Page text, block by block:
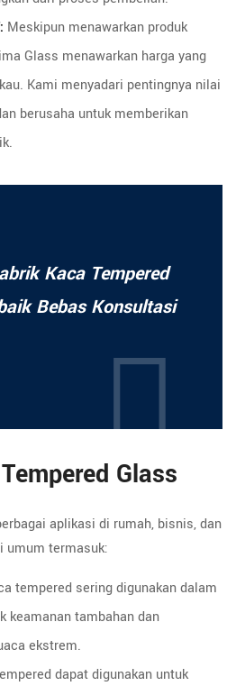
Meskipun menawarkan produk
Glass menawarkan harga yang
Kami menyadari pentingnya nilai
berusaha untuk memberikan
Kaca Tempered
Bebas Konsultasi
Glass
aplikasi di rumah, bisnis, dan
umum termasuk:
tempered sering digunakan dalam
keamanan tambahan dan
ekstrem.
dapat digunakan untuk